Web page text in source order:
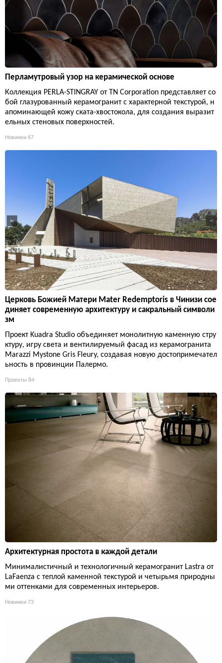
Перламутровый узор на керамической основе
Коллекция PERLA-STINGRAY от TN Corporation представляет со
бой глазурованный керамогранит с характерной текстурой, н
апоминающей кожу ската-хвостокола, для создания выразит
ельных стеновых поверхностей.
Новинки 67
Церковь Божией Матери Mater Redemptoris в Чинизи сое
диняет современную архитектуру и сакральный символи
зм
Проект Kuadra Studio объединяет монолитную каменную стру
ктуру, игру света и вентилируемый фасад из керамогранита
Marazzi Mystone Gris Fleury, создавая новую достопримечател
ьность в провинции Палермо.
Проекты 84
Архитектурная простота в каждой детали
Минималистичный и технологичный керамогранит Lastra от
LaFaenza с теплой каменной текстурой и четырьмя природны
ми оттенками для современных интерьеров.
Новинки 73